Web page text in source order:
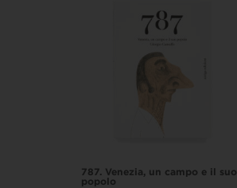
787. Venezia, un campo e il suo
popolo